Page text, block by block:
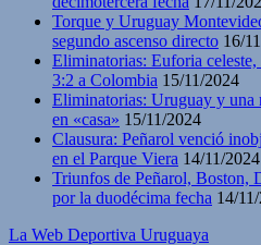
Torque y Uruguay
segundo ascenso directo 16/
Eliminatorias: Euforia
3:2 a Colombia 15/11/2024
Eliminatorias: Uruguay y una
en «casa» 15/11/2024
Clausura: Peñarol venció
en el Parque Viera 14/11/2024
Triunfos de Peñarol, Boston,
por la duodécima fecha 14/
La Web Deportiva Uruguaya